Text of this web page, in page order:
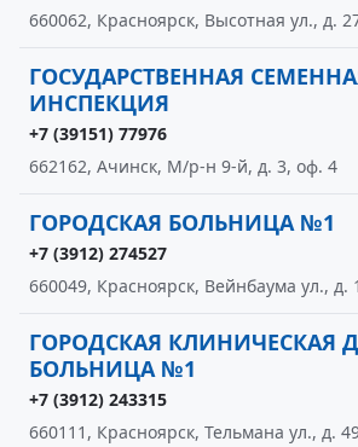
660062, Красноярск, Высотная ул., д.
ГОСУДАРСТВЕННАЯ
ИНСПЕКЦИЯ
+7 (39151) 77976
662162, Ачинск, М/р-н 9-й, д. 3, оф. 4
ГОРОДСКАЯ БОЛЬНИЦА №1
+7 (3912) 274527
660049, Красноярск, Вейнбаума ул., д.
ГОРОДСКАЯ КЛИНИЧЕСКАЯ
БОЛЬНИЦА №1
+7 (3912) 243315
660111, Красноярск, Тельмана ул., д.